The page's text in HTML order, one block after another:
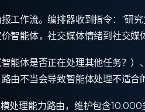
工作流。编排器收到指令："研
智能体，社交媒体情绪到社交媒
能体是否正在处理其他任务？
由不当会导致智能体处理不适合
处理能力路由，维护包含